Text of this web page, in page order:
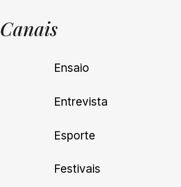
UNQUIET
Newsletter
nossas novidades.
Canais
Ensaio
Entrevista
Esporte
Festivais